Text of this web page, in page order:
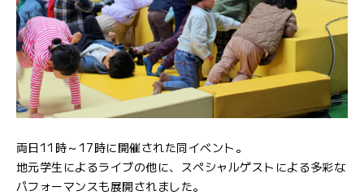
両日11時～17時に開催された同イベント。
地元学生によるライブの他に、スペシャルゲストによる多彩な
パフォーマンスも展開されました。